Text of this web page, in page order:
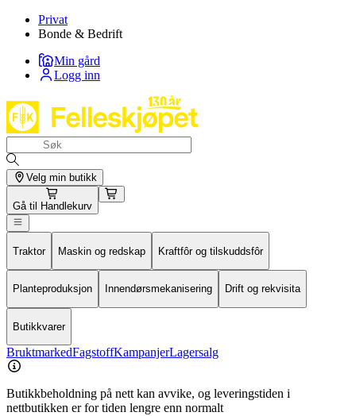
Privat
Bonde & Bedrift
Min gård
Logg inn
Velg min butikk
Gå til Handlekurv
Traktor Maskin og redskap Kraftfôr og tilskuddsfôr
Planteproduksjon Innendørsmekanisering Drift og rekvisita
Butikkvarer
BruktmarkedFagstoffKampanjerLagersalg
Butikkbeholdning på nett kan avvike, og leveringstiden i
nettbutikken er for tiden lengre enn normalt